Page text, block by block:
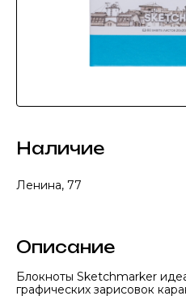
Наличие
Ленина, 77
Описание
Блокноты Sketchmarker
графических зарисовок